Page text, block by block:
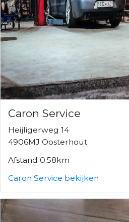
Caron Service
Heijligerweg 14
4906MJ Oosterhout
Afstand 0.58km
Caron Service bekijken